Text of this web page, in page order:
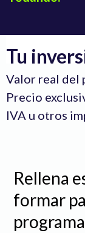
Tu
Valor real del
Precio
IVA u otros
Rellena
formar